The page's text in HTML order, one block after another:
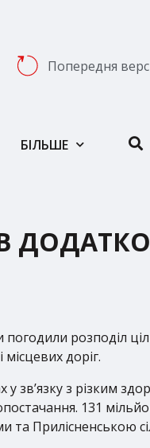
Попередня
БІЛЬШЕ
погодили розподіл
доріг.
зв’язку з різким
131
Прилісненською